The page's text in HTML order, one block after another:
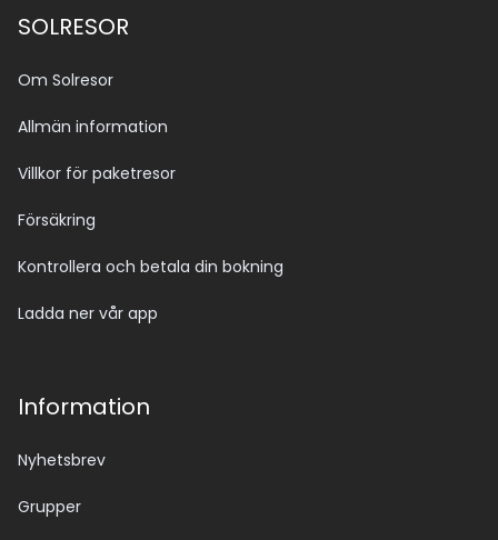
SOLRESOR
Om Solresor
Allmän information
Villkor för paketresor
Försäkring
Kontrollera och betala din bokning
Ladda ner vår app
Information
Nyhetsbrev
Grupper